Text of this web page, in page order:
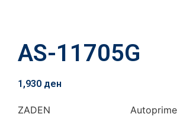
AS-11705G
1,930 ден
ZADEN Autoprime 1